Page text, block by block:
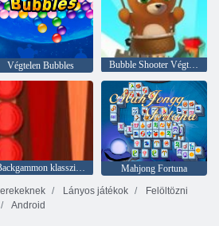
Végtelen Bubbles Bubble Shooter Végtelen
Backgammon klasszikus
Mahjong Fortuna
Lányos játékok
Felöltözni
Android